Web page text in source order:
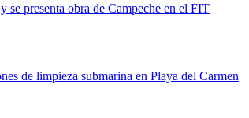
presenta obra de Campeche en el FIT
de limpieza submarina en Playa del Carmen